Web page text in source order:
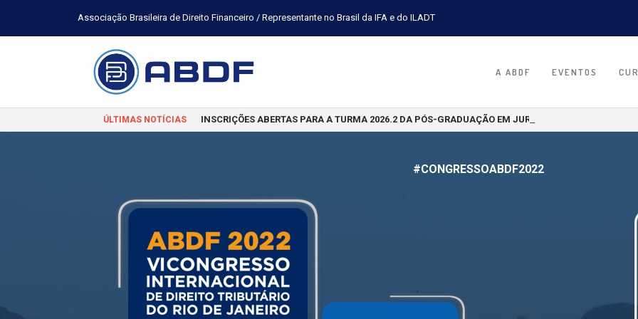
Associação Brasileira de Direito Financeiro / Representante no Brasil da IFA e do ILADT
A ABDF EVENTOS
ÚLTIMAS NOTÍCIAS INSCRIÇÕES ABERTAS PARA A TURMA 2026.2 DA PÓS-GRADUAÇÃO EM JURISPRUDÊNCIA
#CONGRESSOABDF2022